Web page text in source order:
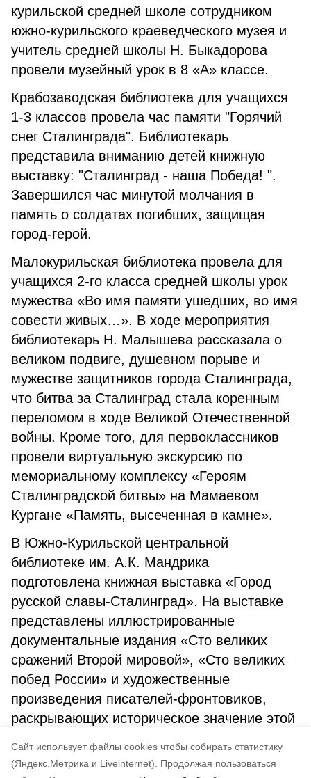
Cайт использует файлы cookies чтобы собирать статистику
(Яндекс.Метрика и Liveinternet).
Продолжая пользоваться
курильской средней школе сотрудником
южно-курильского краеведческого музея и
учитель средней школы Н. Быкадорова
провели музейный урок в 8 «А» классе.
Крабозаводская библиотека для учащихся
1-3 классов провела час памяти "Горячий
снег Сталинграда". Библиотекарь
представила вниманию детей книжную
выставку: "Сталинград - наша Победа! ".
Завершился час минутой молчания в
память о солдатах погибших, защищая
город-герой.
Малокурильская библиотека провела для
учащихся 2-го класса средней школы урок
мужества «Во имя памяти ушедших, во имя
совести живых…». В ходе мероприятия
библиотекарь Н. Малышева рассказала о
великом подвиге, душевном порыве и
мужестве защитников города Сталинграда,
что битва за Сталинград стала коренным
переломом в ходе Великой Отечественной
войны. Кроме того, для первоклассников
провели виртуальную экскурсию по
мемориальному комплексу «Героям
Сталинградской битвы» на Мамаевом
Кургане «Память, высеченная в камне».
В Южно-Курильской центральной
библиотеке им. А.К. Мандрика
подготовлена книжная выставка «Город
русской славы-Сталинград». На выставке
представлены иллюстрированные
документальные издания «Сто великих
сражений Второй мировой», «Сто великих
побед России» и художественные
произведения писателей-фронтовиков,
раскрывающих историческое значение этой
comment